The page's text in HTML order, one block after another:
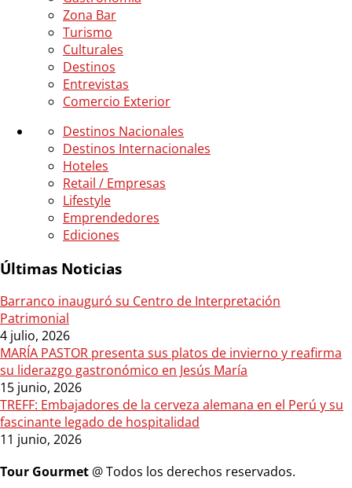
Zona Bar
Turismo
Culturales
Destinos
Entrevistas
Comercio Exterior
Destinos Nacionales
Destinos Internacionales
Hoteles
Retail / Empresas
Lifestyle
Emprendedores
Ediciones
Últimas Noticias
Barranco inauguró su Centro de Interpretación
Patrimonial
4 julio, 2026
MARÍA PASTOR presenta sus platos de invierno y reafirma
su liderazgo gastronómico en Jesús María
15 junio, 2026
TREFF: Embajadores de la cerveza alemana en el Perú y su
fascinante legado de hospitalidad
11 junio, 2026
Tour Gourmet @ Todos los derechos reservados.